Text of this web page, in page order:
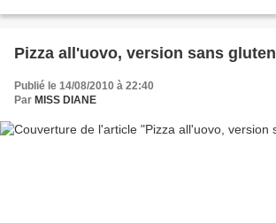
Pizza all'uovo, version sans gluten
Publié le 14/08/2010 à 22:40
Par MISS DIANE